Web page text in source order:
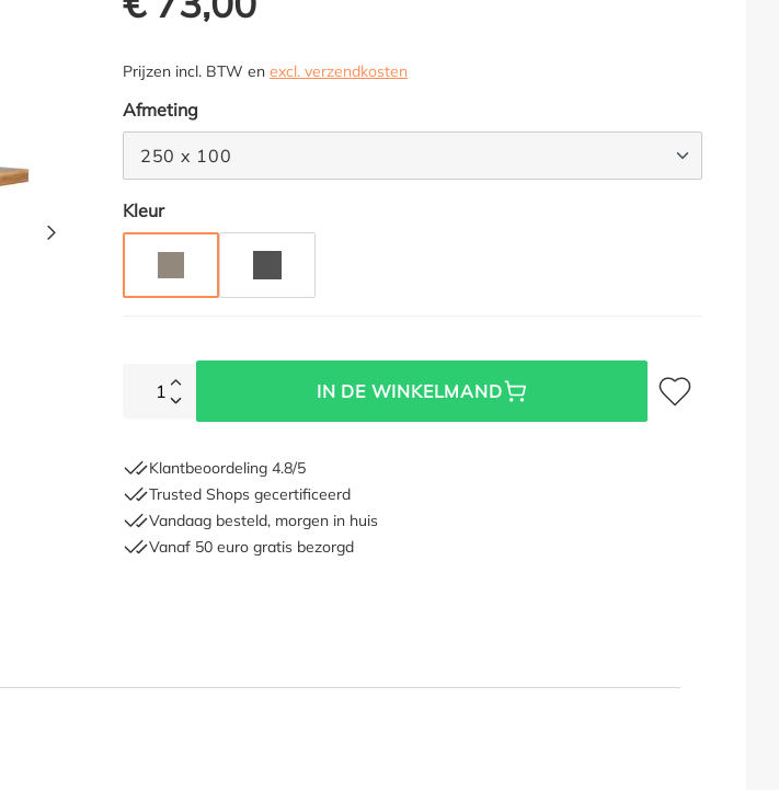
Prijzen incl. BTW enexcl. verzendkosten
Selecteer
Afmeting
250 x 100
Selecteer
Kleur
1 IN DE WINKELMAND
Toevoegen aan
Klantbeoordeling 4.8/5
Trusted Shops gecertificeerd
Vandaag besteld, morgen in huis
Vanaf 50 euro gratis bezorgd